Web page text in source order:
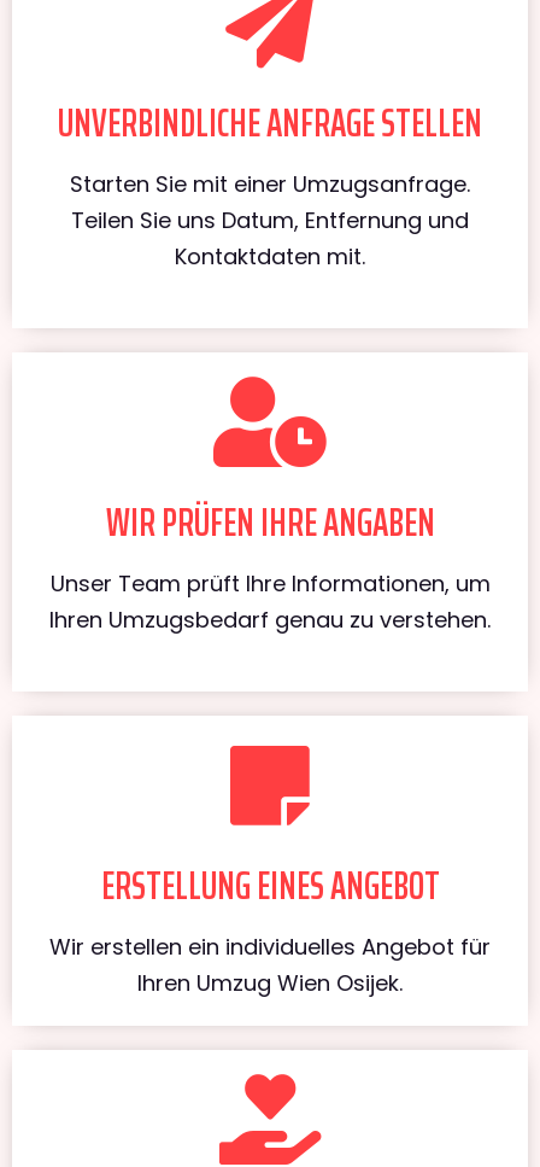
UNVERBINDLICHE ANFRAGE STELLEN
Starten Sie mit einer Umzugsanfrage.
Teilen Sie uns Datum, Entfernung und
Kontaktdaten mit.
WIR PRÜFEN IHRE ANGABEN
Unser Team prüft Ihre Informationen, um
Ihren Umzugsbedarf genau zu verstehen.
ERSTELLUNG EINES ANGEBOT
Wir erstellen ein individuelles Angebot für
Ihren Umzug Wien Osijek.